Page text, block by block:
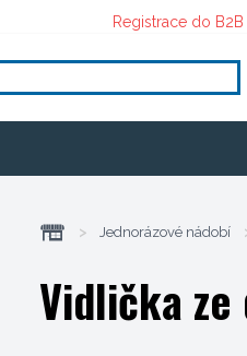
Registrace do B2B
> Jednorázové nádobí
Vidlička ze